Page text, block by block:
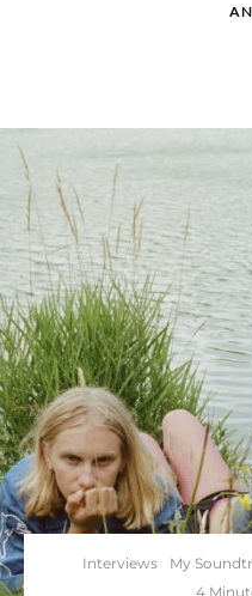
Interviews My
4